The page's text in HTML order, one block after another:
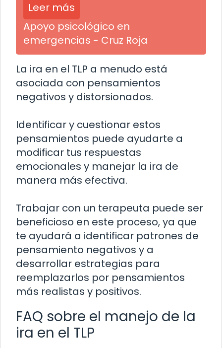
Leer más
Apoyo psicológico en
emergencias - Cruz Roja
La ira en el TLP a menudo está
asociada con pensamientos
negativos y distorsionados.
Identificar y cuestionar estos
pensamientos puede ayudarte a
modificar tus respuestas
emocionales y manejar la ira de
manera más efectiva.
Trabajar con un terapeuta puede ser
beneficioso en este proceso, ya que
te ayudará a identificar patrones de
pensamiento negativos y a
desarrollar estrategias para
reemplazarlos por pensamientos
más realistas y positivos.
FAQ sobre el manejo de la
ira en el TLP